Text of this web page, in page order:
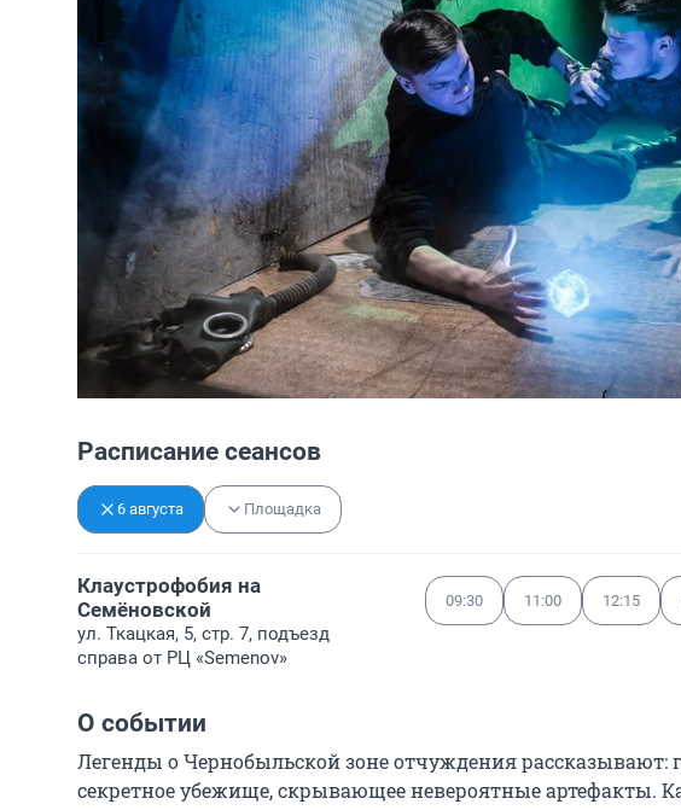
Расписание сеансов
6 августа Площадка
Клаустрофобия на
Семёновской
ул. Ткацкая, 5, стр. 7, подъезд
справа от РЦ «Semenov»
09:30 11:00 12:15
О событии
Легенды о Чернобыльской зоне отчуждения рассказывают:
секретное убежище, скрывающее невероятные артефакты.